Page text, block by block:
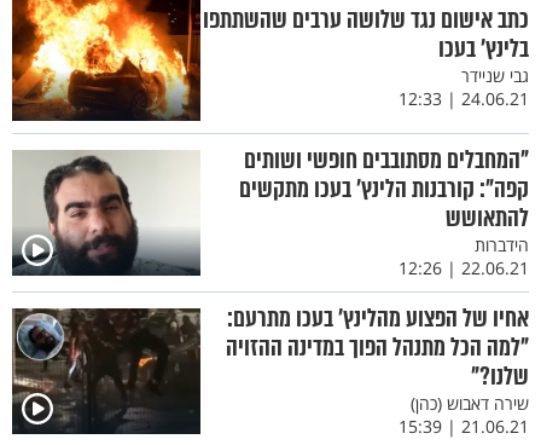
כתב אישום נגד שלושה ערבים שהשתתפו
בלינץ’ בעכו
גבי שניידר
24.06.21 | 12:33
"המחבלים מסתובבים חופשי ושותים
קפה": קורבנות הלינץ’ בעכו מתקשים
להתאושש
הידברות
22.06.21 | 12:26
אחיו של הפצוע מהלינץ’ בעכו מתרעם:
"למה הכל מתנהל הפוך במדינה ההזויה
שלנו?"
שירה דאבוש (כהן)
21.06.21 | 15:39